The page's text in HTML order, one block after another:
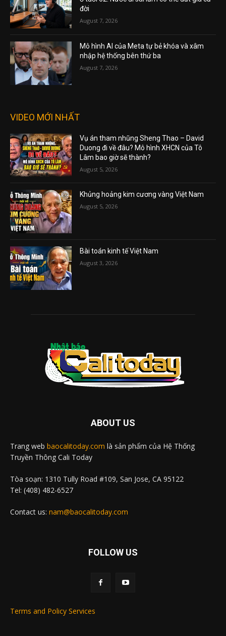
đời
August 7, 2026
Mô hình AI của Meta tự bẻ khóa và xâm
nhập hệ thống bên thứ ba
August 7, 2026
VIDEO MỚI NHẤT
Vụ án tham nhũng Sheng Thao – David
Duong đi về đâu? Mô hình XHCN của Tô
Lâm bao giờ sẽ thành?
August 5, 2026
Khủng hoảng kim cương vàng Việt Nam
August 5, 2026
Bài toán kinh tế Việt Nam
August 3, 2026
ABOUT US
Trang web baocalitoday.com là sản phẩm của Hệ Thống
Truyền Thông Cali Today
Tòa soạn: 1310 Tully Road #109, San Jose, CA 95122
Tel: (408) 482-6527
Contact us: nam@baocalitoday.com
FOLLOW US
Terms and Policy Services